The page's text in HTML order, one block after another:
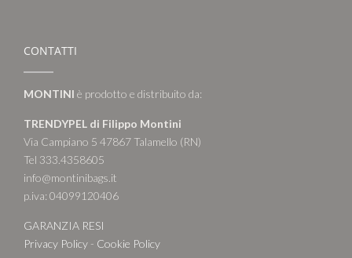
CONTATTI
MONTINI è prodotto e distribuito da:
TRENDYPEL di Filippo Montini
Via Campiano 5 47867 Talamello (RN)
Tel 333.4358605
info@montinibags.it
p.iva: 04099120406
GARANZIA RESI
Privacy Policy - Cookie Policy